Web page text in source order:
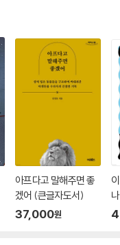
아프다고 말해주면 좋
겠어 (큰글자도서)
37,000원